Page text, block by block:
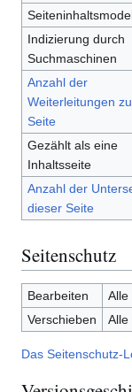
Indizierung durch
Suchmaschinen
Anzahl der
Weiterleitungen
Seite
Gezählt als eine
Inhaltsseite
Anzahl der
dieser Seite
Seitenschutz
Bearbeiten
Alle
Verschieben
Alle
Das Seitenschutz-